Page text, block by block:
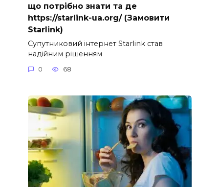
що потрібно знати та де
https://starlink-ua.org/ (Замовити
Starlink)
Супутниковий інтернет Starlink став
надійним рішенням
0 68